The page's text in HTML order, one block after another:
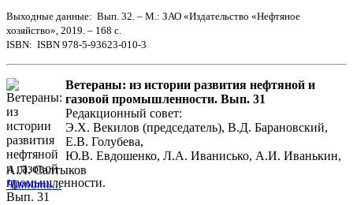
Выходные данные: Вып. 32. – М.: ЗАО «Издательство «Нефтяное
хозяйство», 2019. – 168 с.
ISBN: ISBN 978-5-93623-010-3
Ветераны: из истории развития нефтяной и
газовой промышленности. Вып. 31
Редакционный совет:
Э.Х. Векилов (председатель), В.Д. Барановский,
Е.В. Голубева,
Ю.В. Евдошенко, Л.А. Иванисько, А.И. Иванькин,
А.Л. Салтыков
Читать...